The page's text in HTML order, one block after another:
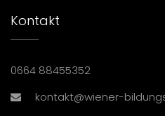
Kontakt
0664 88455352
kontakt@wiener-